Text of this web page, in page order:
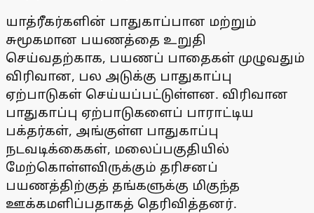
யாத்ரீகர்களின் பாதுகாப்பான மற்றும்
சுமூகமான பயணத்தை உறுதி
செய்வதற்காக, பயணப் பாதைகள் முழுவதும்
விரிவான, பல அடுக்கு பாதுகாப்பு
ஏற்பாடுகள் செய்யப்பட்டுள்ளன. விரிவான
பாதுகாப்பு ஏற்பாடுகளைப் பாராட்டிய
பக்தர்கள், அங்குள்ள பாதுகாப்பு
நடவடிக்கைகள், மலைப்பகுதியில்
மேற்கொள்ளவிருக்கும் தரிசனப்
பயணத்திற்குத் தங்களுக்கு மிகுந்த
ஊக்கமளிப்பதாகத் தெரிவித்தனர்.